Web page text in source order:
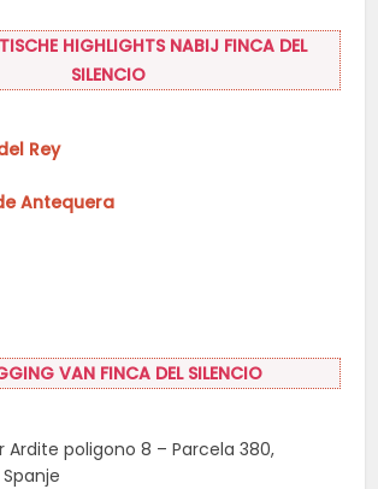
HIGHLIGHTS NABIJ FINCA DEL
SILENCIO
Rey
Antequera
VAN FINCA DEL SILENCIO
Ardite poligono 8 – Parcela 380,